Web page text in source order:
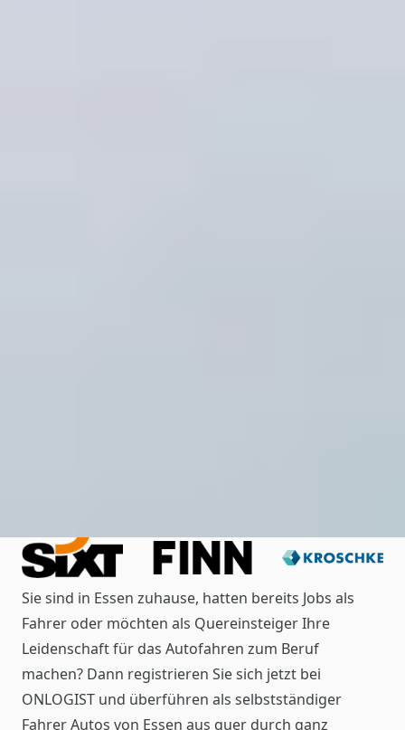
Sie sind in Essen zuhause, hatten bereits Jobs als
Fahrer oder möchten als Quereinsteiger Ihre
Leidenschaft für das Autofahren zum Beruf
machen? Dann registrieren Sie sich jetzt bei
ONLOGIST und überführen als selbstständiger
Fahrer Autos von Essen aus quer durch ganz